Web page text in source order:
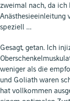
zweimal nach, da
Anästhesieeinleitung
speziell …
Gesagt, getan. Ich
weniger als die
und Goliath waren
hat vollkommen